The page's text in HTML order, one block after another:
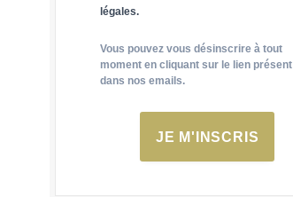
légales.
Vous pouvez vous désinscrire à tout
moment en cliquant sur le lien présent
dans nos emails.
JE M'INSCRIS